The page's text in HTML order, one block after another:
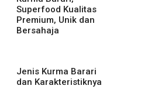
Superfood Kualitas
Premium, Unik dan
Bersahaja
Jenis Kurma Barari
dan Karakteristiknya